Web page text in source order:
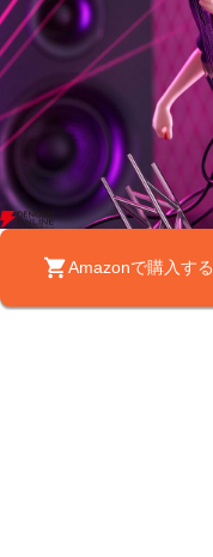
Amazonで購入する